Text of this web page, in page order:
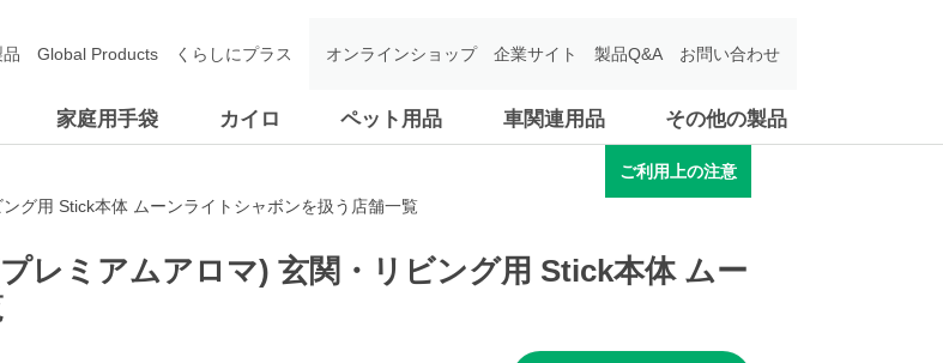
家庭用手袋 カイロ ペット用品 車関連用品 その他の製品
Global Products くらしにプラス オンラインショップ 企業サイト 製品Q&A お問い合わせ
グ用 Stick本体 ムーンライトシャボンを扱う店舗一覧
ご利用上の注意
レミアムアロマ) 玄関・リビング用 Stick本体 ムー